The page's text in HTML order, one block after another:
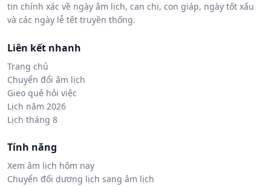
tin chính xác về ngày âm lịch, can chi, con giáp, ngày tốt xấu
và các ngày lễ tết truyền thống.
Liên kết nhanh
Trang chủ
Chuyển đổi âm lịch
Gieo quẻ hỏi việc
Lịch năm 2026
Lịch tháng 8
Tính năng
Xem âm lịch hôm nay
Chuyển đổi dương lịch sang âm lịch